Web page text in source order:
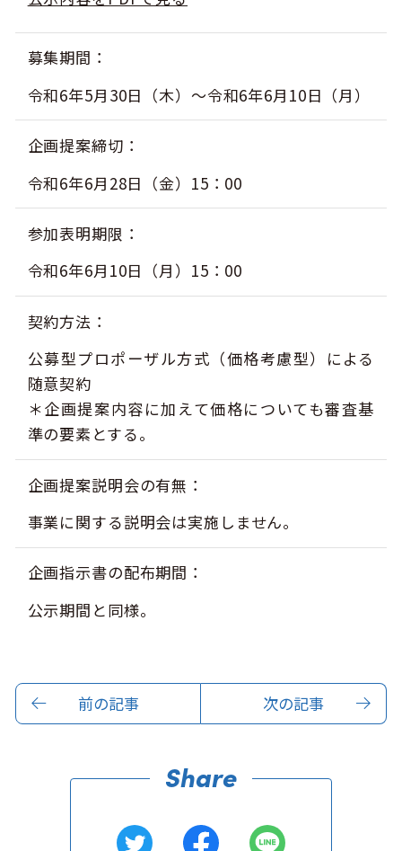
募集期間
令和6年5月30日（木）～令和6年6月10日（月）
企画提案締切
令和6年6月28日（金）15：00
参加表明期限
令和6年6月10日（月）15：00
契約方法
公募型プロポーザル方式（価格考慮型）による
随意契約
＊企画提案内容に加えて価格についても審査基
準の要素とする。
企画提案説明会の有無
事業に関する説明会は実施しません。
企画指示書の配布期間
公示期間と同様。
前の記事 次の記事